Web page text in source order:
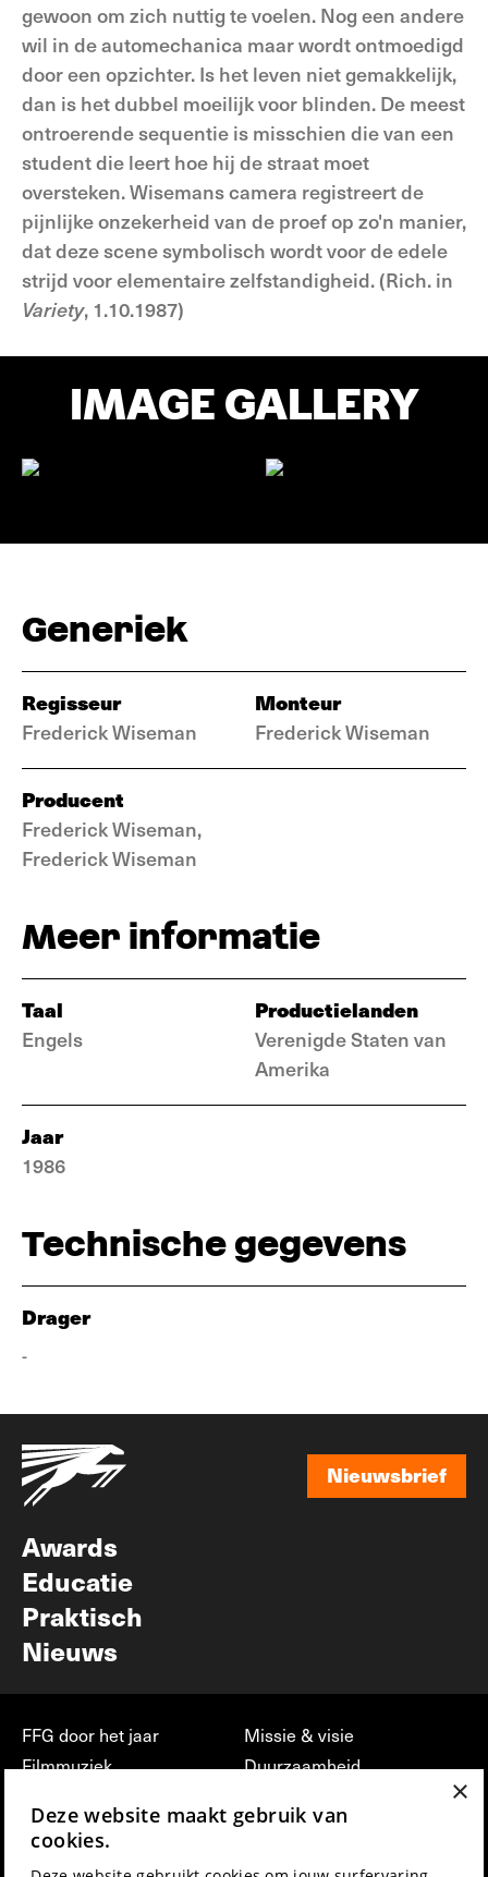
gewoon om zich nuttig te voelen. Nog een andere
wil in de automechanica maar wordt ontmoedigd
door een opzichter. Is het leven niet gemakkelijk,
dan is het dubbel moeilijk voor blinden. De meest
ontroerende sequentie is misschien die van een
student die leert hoe hij de straat moet
oversteken. Wisemans camera registreert de
pijnlijke onzekerheid van de proef op zo'n manier,
dat deze scene symbolisch wordt voor de edele
strijd voor elementaire zelfstandigheid. (Rich. in
Variety, 1.10.1987)
IMAGE GALLERY
Generiek
Regisseur
Frederick Wiseman
Monteur
Frederick Wiseman
Producent
Frederick Wiseman,
Frederick Wiseman
Meer informatie
Taal
Engels
Productielanden
Verenigde Staten van
Amerika
Jaar
1986
Technische gegevens
Drager
-
Nieuwsbrief
Awards
Educatie
Praktisch
Nieuws
FFG door het jaar
Filmmuziek
Press & Industry
Missie & visie
Duurzaamheid
vrijwilligerswerk bij FFG
×
Deze website maakt gebruik van
cookies.